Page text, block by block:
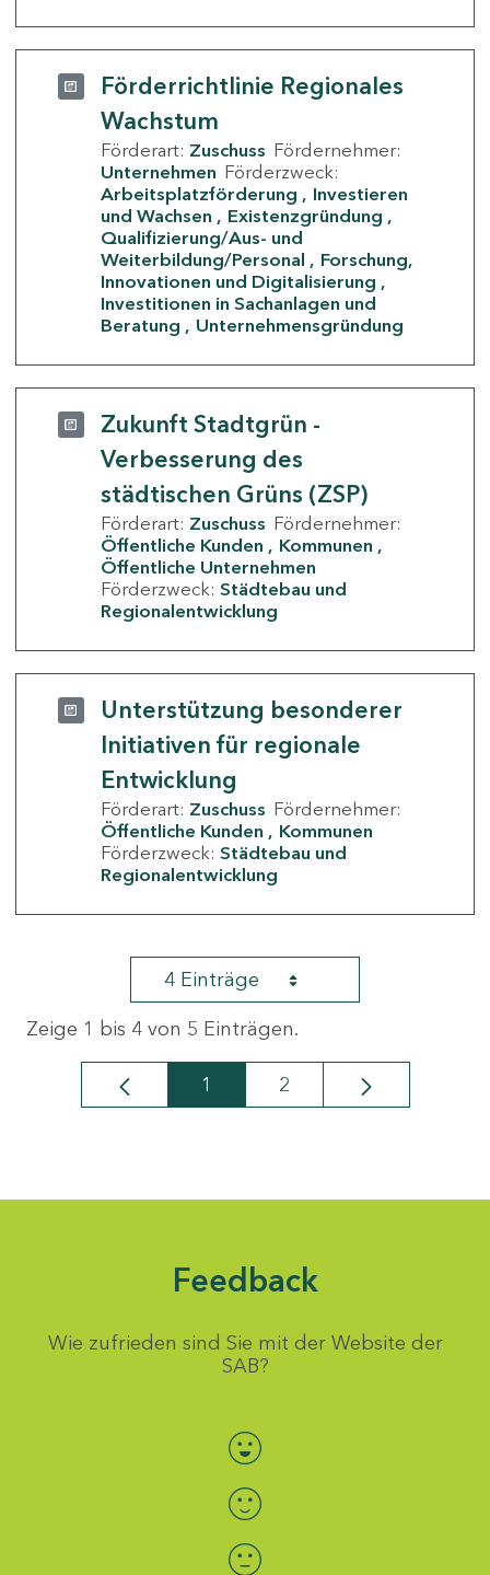
Förderrichtlinie Regionales
Wachstum
Förderart: Zuschuss Fördernehmer:
Unternehmen Förderzweck:
Arbeitsplatzförderung
Investieren
und Wachsen
Existenzgründung
Qualifizierung/Aus- und
Weiterbildung/Personal
Forschung,
Innovationen und Digitalisierung
Investitionen in Sachanlagen und
Beratung
Unternehmensgründung
Zukunft Stadtgrün -
Verbesserung des
städtischen Grüns (ZSP)
Förderart: Zuschuss Fördernehmer:
Öffentliche Kunden
Kommunen
Öffentliche Unternehmen
Förderzweck: Städtebau und
Regionalentwicklung
Unterstützung besonderer
Initiativen für regionale
Entwicklung
Förderart: Zuschuss Fördernehmer:
Öffentliche Kunden
Kommunen
Förderzweck: Städtebau und
Regionalentwicklung
4 Einträge
Zeige 1 bis 4 von 5 Einträgen.
Seite
1 Seite
2
Feedback
Wie zufrieden sind Sie mit der Website der
SAB?
Bewertung auswählen